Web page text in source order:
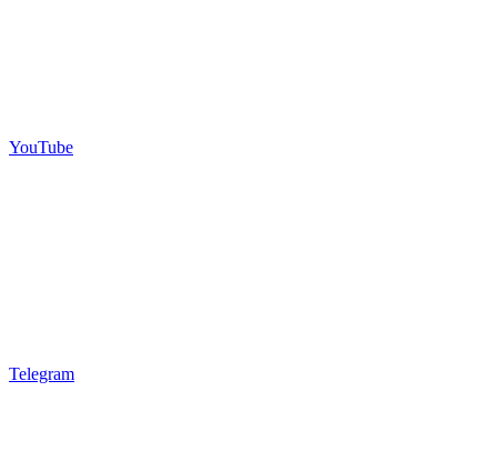
YouTube
Telegram